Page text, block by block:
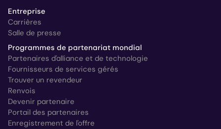
Entreprise
Carrières
Salle de presse
Programmes de partenariat mondial
Partenaires d'alliance et de technologie
Fournisseurs de services gérés
Trouver un revendeur
Renvois
Devenir partenaire
Portail des partenaires
Enregistrement de l'offre